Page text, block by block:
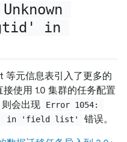
in
元信息表引入了更多的
接使用 1.0 集群的任务配置
会出现
Error 1054:
in 'field list'
错误。